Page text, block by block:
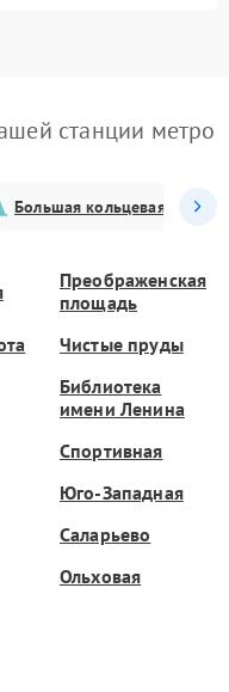
станции метро
Большая кольцевая
Преображенская
площадь
Чистые пруды
Библиотека
имени Ленина
Спортивная
Юго-Западная
Саларьево
Ольховая